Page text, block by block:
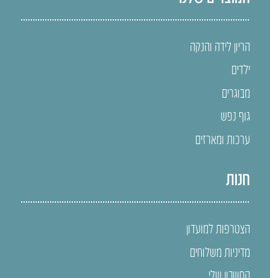
הריון לידה והנקה
ילדים
מבוגרים
גוף נפש
ערכות ומארזים
חנות
הצטרפות למועדון
מדיניות משלוחים
החשבון שלי